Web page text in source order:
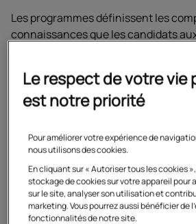
Les programmes définissent les
connaissances que les candidats
leurs programmes changent
psychologues de l’Éducation
chaque année.
Pour le concours de psychologue de
nationale (PsyEN), le ministère de
Le respect de votre vie
est notre priorité
Pour améliorer votre expérience de
nous utilisons des cookies.
En cliquant sur « Autoriser tous les cookies
stockage de cookies sur votre appareil pour
sur le site, analyser son utilisation et
marketing. Vous pourrez aussi bénéficier de
fonctionnalités de notre site.